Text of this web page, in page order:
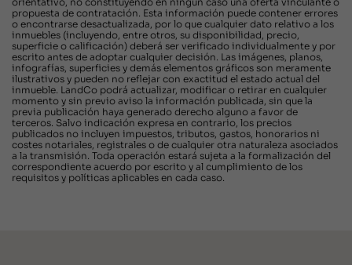
propuesta de contratación. Esta información puede contener errores
o encontrarse desactualizada, por lo que cualquier dato relativo a los
inmuebles (incluyendo, entre otros, su disponibilidad, precio,
superficie o calificación) deberá ser verificado individualmente y por
escrito antes de adoptar cualquier decisión. Las imágenes, planos,
infografías, superficies y demás elementos gráficos son meramente
ilustrativos y pueden no reflejar con exactitud el estado actual del
inmueble. LandCo podrá actualizar, modificar o retirar en cualquier
momento y sin previo aviso la información publicada, sin que la
previa publicación haya generado derecho alguno a favor de
terceros. Salvo indicación expresa en contrario, los precios
publicados no incluyen impuestos, tributos, gastos, honorarios ni
costes notariales, registrales o de cualquier otra naturaleza asociados
a la transmisión. Toda operación estará sujeta a la formalización del
correspondiente acuerdo por escrito y al cumplimiento de los
requisitos y políticas aplicables en cada caso.